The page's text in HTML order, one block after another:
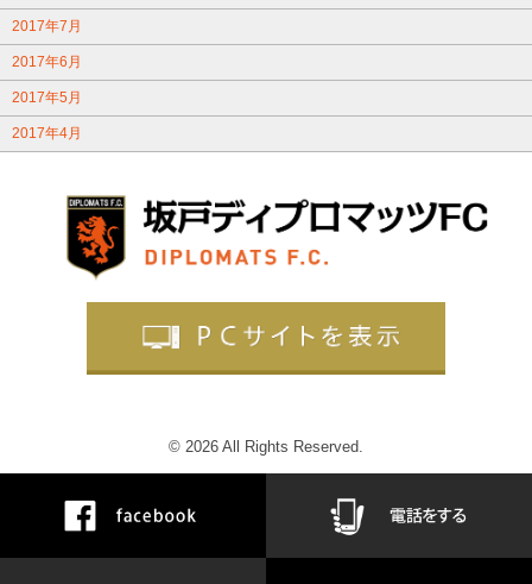
2017年7月
2017年6月
2017年5月
2017年4月
© 2026 All Rights Reserved.